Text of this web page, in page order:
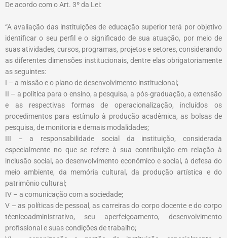
De acordo com o Art. 3º da Lei:
“A avaliação das instituições de educação superior terá por objetivo
identificar o seu perfil e o significado de sua atuação, por meio de
suas atividades, cursos, programas, projetos e setores, considerando
as diferentes dimensões institucionais, dentre elas obrigatoriamente
as seguintes:
I – a missão e o plano de desenvolvimento institucional;
II – a política para o ensino, a pesquisa, a pós-graduação, a extensão
e as respectivas formas de operacionalização, incluídos os
procedimentos para estímulo à produção acadêmica, as bolsas de
pesquisa, de monitoria e demais modalidades;
III – a responsabilidade social da instituição, considerada
especialmente no que se refere à sua contribuição em relação à
inclusão social, ao desenvolvimento econômico e social, à defesa do
meio ambiente, da memória cultural, da produção artística e do
patrimônio cultural;
IV – a comunicação com a sociedade;
V – as políticas de pessoal, as carreiras do corpo docente e do corpo
técnicoadministrativo, seu aperfeiçoamento, desenvolvimento
profissional e suas condições de trabalho;